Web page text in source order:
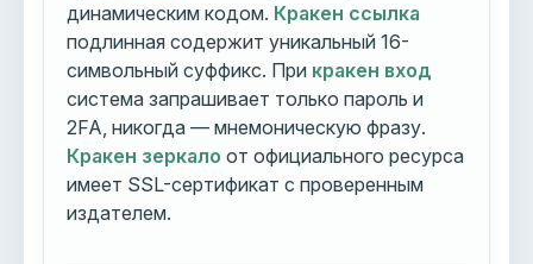
динамическим кодом. Кракен ссылка
подлинная содержит уникальный 16-
символьный суффикс. При кракен вход
система запрашивает только пароль и
2FA, никогда — мнемоническую фразу.
Кракен зеркало от официального ресурса
имеет SSL-сертификат с проверенным
издателем.